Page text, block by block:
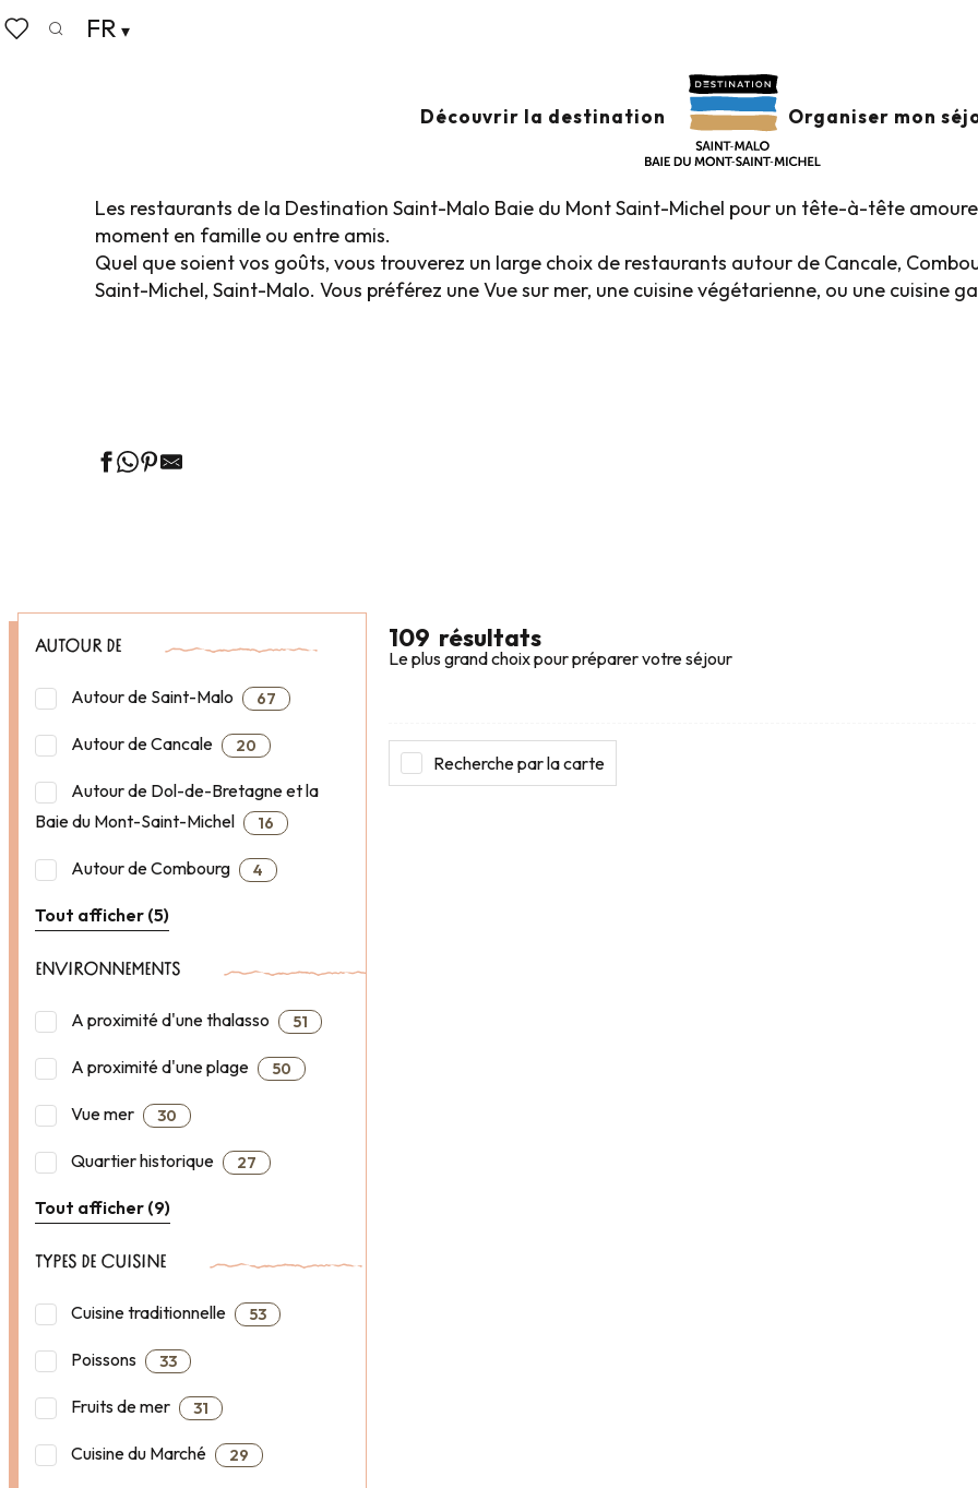
Aller
au
FR
Découvrir la destination Organiser mon
Accueil
RESTAURANTSAjouter aux favoris
Les restaurants de la Destination Saint-Malo Baie du Mont Saint-Michel pour un tête-à-tête
moment en famille ou entre amis.
Quel que soient vos goûts, vous trouverez un large choix de restaurants autour de Cancale,
Saint-Michel, Saint-Malo. Vous préférez une Vue sur mer, une cuisine végétarienne, ou une cuisine
AUTOUR DE
Autour de Saint-Malo 67
Autour de Cancale 20
Autour de Dol-de-Bretagne et la
Baie du Mont-Saint-Michel
16
Autour de Combourg 4
Tout afficher (5)
ENVIRONNEMENTS
A proximité d'une thalasso 51
A proximité d'une plage 50
Vue mer 30
Quartier historique 27
Tout afficher (9)
TYPES DE CUISINE
Cuisine traditionnelle 53
Poissons 33
Fruits de mer 31
Cuisine du Marché 29
109 résultats
Le plus grand choix pour préparer votre séjour
Recherche par la carte